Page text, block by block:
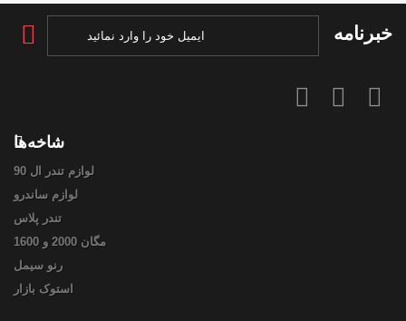
خبرنامه
شاخه‌ها
لوازم تندر ال 90
لوازم ساندرو
تندر پلاس
مگان 2000 و 1600
رنو سیمل
استوک بازار